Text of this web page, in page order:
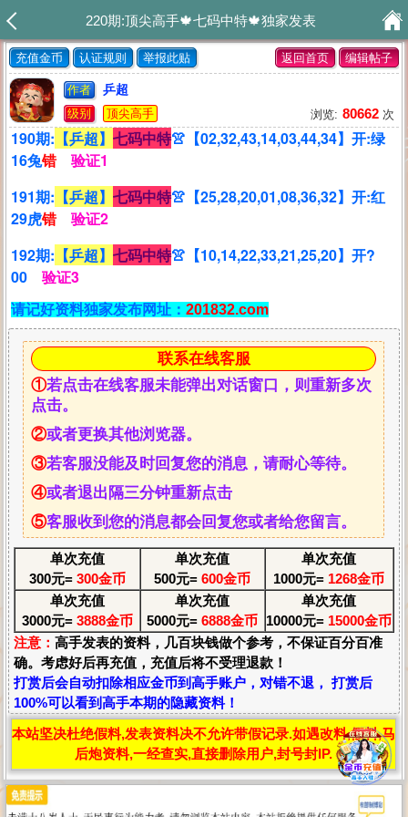
220期:顶尖高手🍁七码中特🍁独家发表
充值金币 认证规则 举报此贴 返回首页 编辑帖子
作者 乒超
级别 顶尖高手 浏览: 80662次
190期: 【乒超】 七码中特👚【02,32,43,14,03,44,34】开:绿
16兔错
验证1
191期: 【乒超】 七码中特👚【25,28,20,01,08,36,32】开:红
29虎错
验证2
192期: 【乒超】 七码中特👚【10,14,22,33,21,25,20】开?
00 验证3
请记好资料独家发布网址： 201832.com
联系在线客服
①若点击在线客服未能弹出对话窗口，则重新多次
点击。
②或者更换其他浏览器。
③若客服没能及时回复您的消息，请耐心等待。
④或者退出隔三分钟重新点击
⑤客服收到您的消息都会回复您或者给您留言。
单次充值
300元= 300金币
单次充值
500元= 600金币
单次充值
1000元= 1268金币
单次充值
3000元= 3888金币
单次充值
5000元= 6888金币
单次充值
10000元= 15000金币
注意： 高手发表的资料，几百块钱做个参考，不保证百分百准
确。考虑好后再充值，充值后将不受理退款！
打赏后会自动扣除相应金币到高手账户，对错不退， 打赏后
100%可以看到高手本期的隐藏资料！
本站坚决杜绝假料,发表资料决不允许带假记录.如遇改料,假料,马
后炮资料,一经查实,直接删除用户,封号封IP.